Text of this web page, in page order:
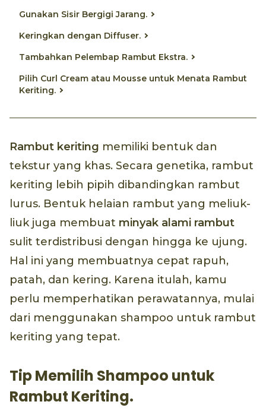
Gunakan Sisir Bergigi Jarang.
Keringkan dengan Diffuser.
Tambahkan Pelembap Rambut Ekstra.
Pilih Curl Cream atau Mousse untuk Menata Rambut
Keriting.
Rambut keriting memiliki bentuk dan
tekstur yang khas. Secara genetika, rambut
keriting lebih pipih dibandingkan rambut
lurus. Bentuk helaian rambut yang meliuk-
liuk juga membuat minyak alami rambut
sulit terdistribusi dengan hingga ke ujung.
Hal ini yang membuatnya cepat rapuh,
patah, dan kering. Karena itulah, kamu
perlu memperhatikan perawatannya, mulai
dari menggunakan shampoo untuk rambut
keriting yang tepat.
Tip Memilih Shampoo untuk
Rambut Keriting.